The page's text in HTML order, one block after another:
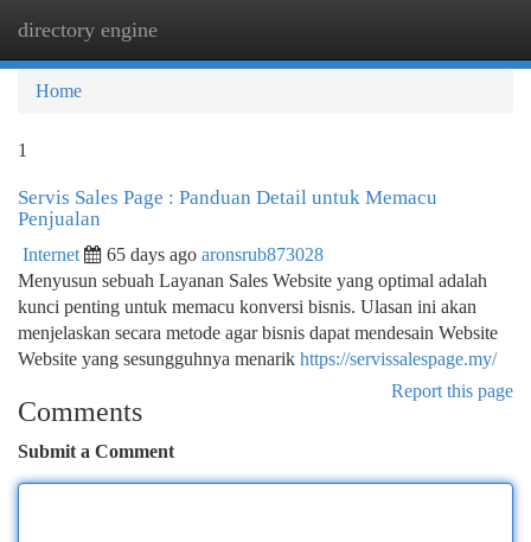
directory engine
Home
1
Servis Sales Page : Panduan Detail untuk Memacu
Penjualan
Internet 65 days ago aronsrub873028
Menyusun sebuah Layanan Sales Website yang optimal adalah
kunci penting untuk memacu konversi bisnis. Ulasan ini akan
menjelaskan secara metode agar bisnis dapat mendesain Website
Website yang sesungguhnya menarik https://servissalespage.my/
Report this page
Comments
Submit a Comment